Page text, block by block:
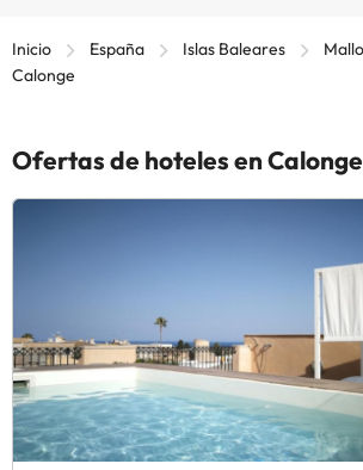
Inicio España Islas Baleares
Calonge
Ofertas de hoteles en Calonge